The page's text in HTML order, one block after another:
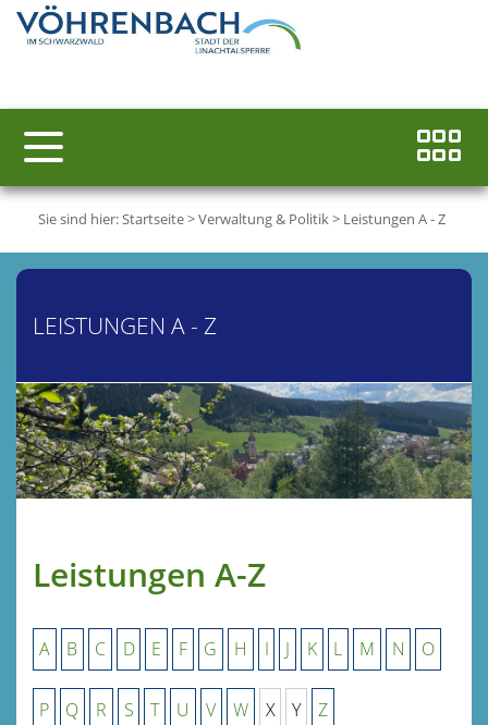
Sie sind hier:Startseite>Verwaltung & Politik> Leistungen A - Z
LEISTUNGEN A - Z
Leistungen A-Z
A B C D E F G H I J K L M N O
P Q R S T U V W X Y Z